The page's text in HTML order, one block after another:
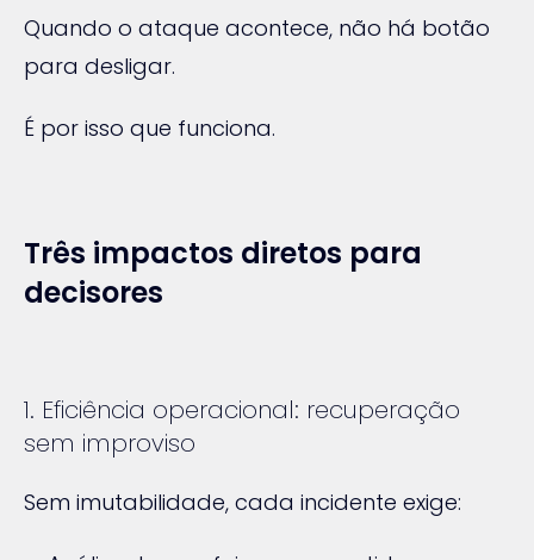
Quando o ataque acontece, não há botão
para desligar.
É por isso que funciona.
Três impactos diretos para
decisores
1. Eficiência operacional: recuperação
sem improviso
Sem imutabilidade, cada incidente exige: